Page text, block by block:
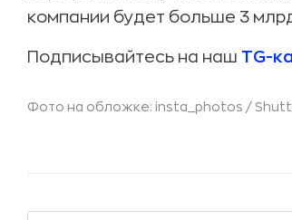
компании будет больше 3
Подписывайтесь на наш TG-
Фото на обложке: insta_photos /